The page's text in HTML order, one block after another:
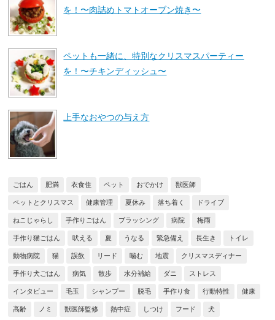
を！〜肉詰めトマトオーブン焼き〜
ペットも一緒に、特別なクリスマスパーティー
を！〜チキンディッシュ〜
上手なおやつの与え方
ごはん 肥満 衣食住 ペット おでかけ 獣医師
ペットとクリスマス 健康管理 夏休み 落ち着く ドライブ
ねこじゃらし 手作りごはん ブラッシング 病院 梅雨
手作り猫ごはん 吠える 夏 うなる 緊急備え 長生き トイレ
動物病院 猫 誤飲 リード 噛む 地震 クリスマスディナー
手作り犬ごはん 病気 散歩 水分補給 ダニ ストレス
インタビュー 毛玉 シャンプー 脱毛 手作り食 行動特性 健康
高齢 ノミ 獣医師監修 熱中症 しつけ フード 犬